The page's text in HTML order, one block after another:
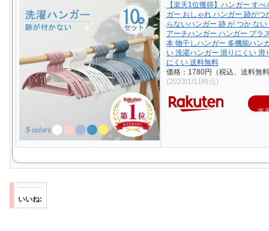
【楽天1位獲得】ハンガー す
ガー おしゃれ ハンガー 跡がつ
らないハンガー 跡 が つか な
アーチハンガー ハンガー プラ
本 物干しハンガー 多機能ハン
い 洗濯ハンガー 滑りにくい 滑
にくい 送料無料
価格：1780円（税込、送料無
(2023/1/11時点)
楽
いいね: